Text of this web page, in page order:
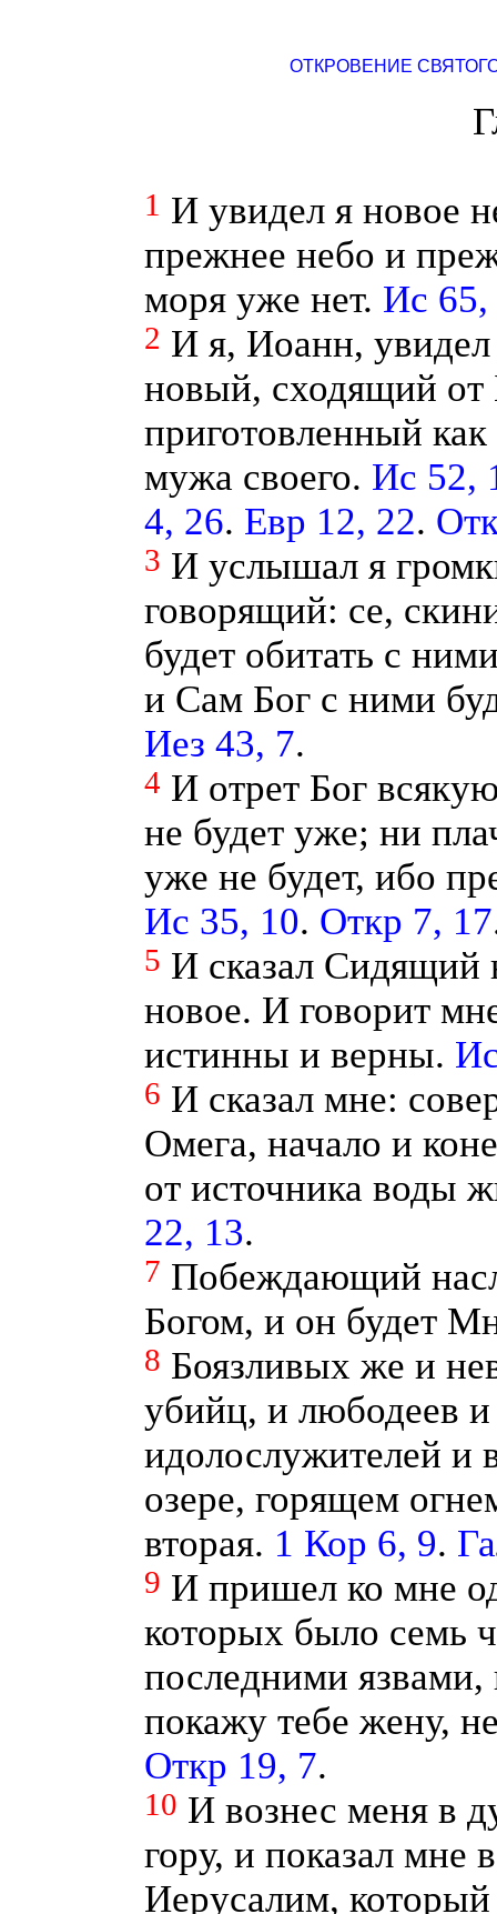
ОТКРОВЕНИЕ
1 И увидел я новое
прежнее небо и
моря уже нет. Ис 65,
2 И я, Иоанн,
новый, сходящий от
приготовленный
мужа своего. Ис 52,
4, 26. Евр 12, 22.
3 И услышал я
говорящий: се,
будет обитать с
и Сам Бог с ними
Иез 43, 7.
4 И отрет Бог
не будет уже; ни
уже не будет, ибо
Ис 35, 10. Откр 7, 17
5 И сказал Сидящий
новое. И говорит
истинны и верны.
6 И сказал мне:
Омега, начало и
от источника воды
22, 13.
7 Побеждающий
Богом, и он будет
8 Боязливых же и
убийц, и любодеев и
идолослужителей и
озере, горящем
вторая. 1 Кор 6, 9.
9 И пришел ко мне
которых было семь
последними язвами,
покажу тебе жену,
Откр 19, 7.
10 И вознес меня в
гору, и показал мне
Иерусалим, который